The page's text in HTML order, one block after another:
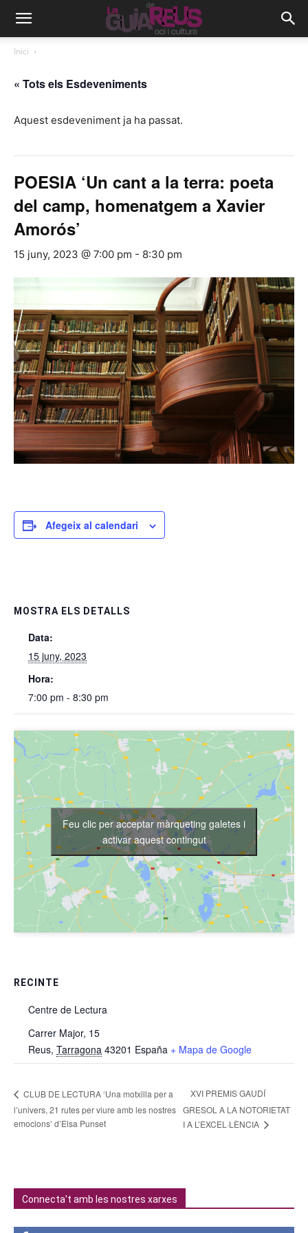
Inici
« Tots els Esdeveniments
Aquest esdeveniment ja ha passat.
POESIA ‘Un cant a la terra: poeta
del camp, homenatgem a Xavier
Amorós’
15 juny, 2023 @ 7:00 pm - 8:30 pm
Afegeix al calendari
MOSTRA ELS DETALLS
Data:
15 juny, 2023
Hora:
7:00 pm - 8:30 pm
RECINTE
Centre de Lectura
Carrer Major, 15
Reus, Tarragona 43201 España + Mapa de Google
Feu clic per acceptar màrqueting galetes i
activar aquest contingut
CLUB DE LECTURA ‘Una motxilla per a
l’univers, 21 rutes per viure amb les nostres
emocions’ d’Elsa Punset
XVI PREMIS GAUDÍ
GRESOL A LA NOTORIETAT
I A L’EXCEL·LÈNCIA
Connecta't amb les nostres xarxes